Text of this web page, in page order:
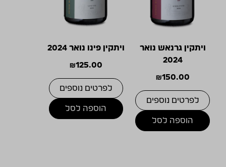
ויתקין גרנאש נואר
2024
₪150.00
לפרטים נוספים
הוספה לסל
ויתקין פינו נואר 2024
₪125.00
לפרטים נוספים
הוספה לסל